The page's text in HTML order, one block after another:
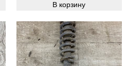
В корзину